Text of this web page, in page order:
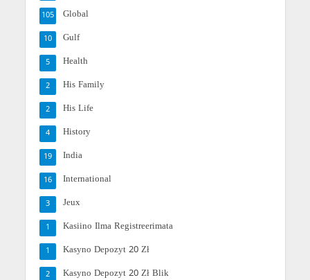
Global
105
Gulf
10
Health
5
His Family
2
His Life
2
History
4
India
19
International
16
Jeux
3
Kasiino Ilma Registreerimata
1
Kasyno Depozyt 20 Zł
1
Kasyno Depozyt 20 Zł Blik
2